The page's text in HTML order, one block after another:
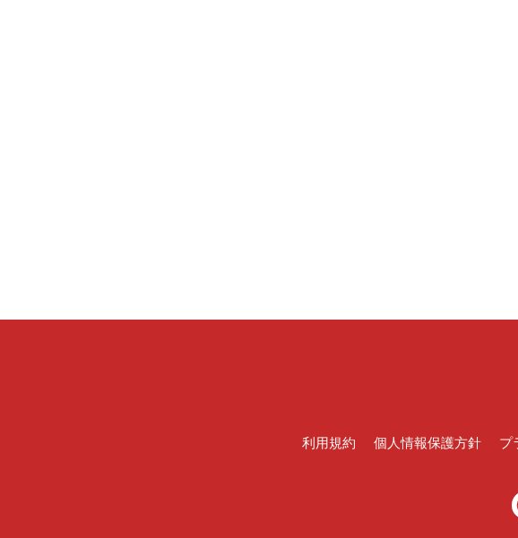
利用規約 個人情報保護方針 プ